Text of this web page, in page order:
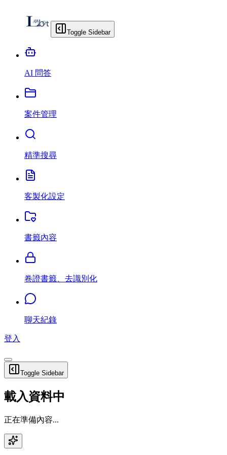
Toggle Sidebar
AI 問答
案件管理
精準搜尋
客製化設定
書籤內容
卷證書籤、去識別化
聊天紀錄
登入
Toggle Sidebar
載入資料中
正在準備內容...